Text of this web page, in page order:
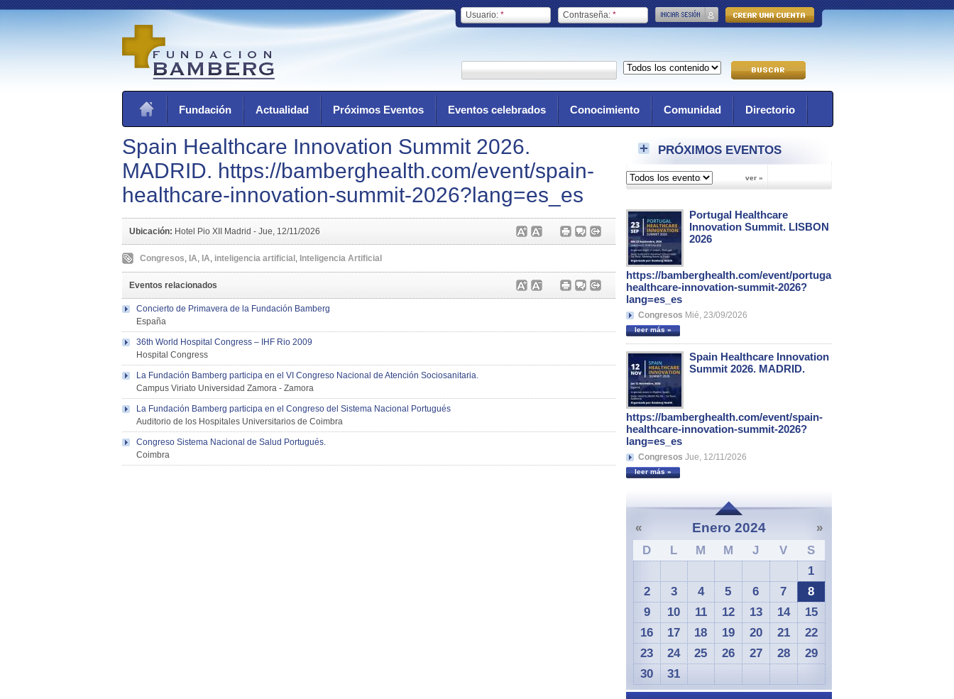
Usuario: * Contraseña: *
Fundación Actualidad Próximos Eventos Eventos celebrados Conocimiento Comunidad Directorio
PRÓXIMOS EVENTOS
Portugal Healthcare
Innovation Summit. LISBON
2026
https://bamberghealth.com/event/portugal-
healthcare-innovation-summit-2026?
lang=es_es
Congresos Mié, 23/09/2026
leer más »
Spain Healthcare Innovation
Summit 2026. MADRID.
https://bamberghealth.com/event/spain-
healthcare-innovation-summit-2026?
lang=es_es
Congresos Jue, 12/11/2026
leer más »
« Enero 2024
»
D
L M M J V
S
1
2
3 4 5 6 7
8
9
10 11 12 13 14
15
16
17 18 19 20 21
22
23
24 25 26 27 28
29
30
31
Spain Healthcare Innovation Summit 2026.
MADRID. https://bamberghealth.com/event/spain-
healthcare-innovation-summit-2026?lang=es_es
Ubicación: Hotel Pio XII Madrid - Jue, 12/11/2026
Congresos, IA, IA, inteligencia artificial , Inteligencia Artificial
Eventos relacionados
Concierto de Primavera de la Fundación Bamberg
España
36th World Hospital Congress – IHF Rio 2009
Hospital Congress
La Fundación Bamberg participa en el VI Congreso Nacional de Atención Sociosanitaria.
Campus Viriato Universidad Zamora - Zamora
La Fundación Bamberg participa en el Congreso del Sistema Nacional Portugués
Auditorio de los Hospitales Universitarios de Coimbra
Congreso Sistema Nacional de Salud Portugués.
Coimbra